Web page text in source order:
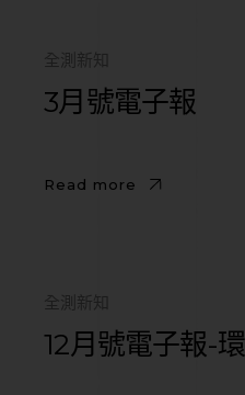
全測新知
3月號電子報
Read more
全測新知
12月號電子報-